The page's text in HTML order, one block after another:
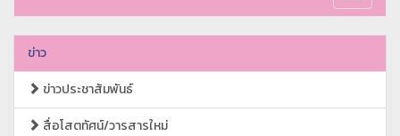
ข่าว
ข่าวประชาสัมพันธ์
สื่อโสตทัศน์/วารสารใหม่